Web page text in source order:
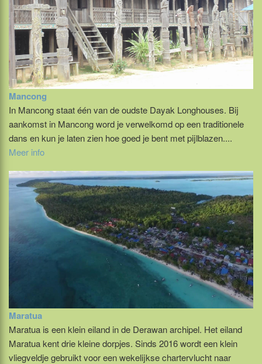
Mancong
In Mancong staat één van de oudste Dayak Longhouses. Bij
aankomst in Mancong word je verwelkomd op een traditionele
dans en kun je laten zien hoe goed je bent met pijlblazen....
Meer info
Maratua
Maratua is een klein eiland in de Derawan archipel. Het eiland
Maratua kent drie kleine dorpjes. Sinds 2016 wordt een klein
vliegveldje gebruikt voor een wekelijkse chartervlucht naar